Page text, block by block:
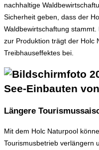
nachhaltige
Sicherheit geben, dass der
Waldbewirtschaftung
zur Produktion trägt der Holc
Treibhauseffektes bei.
See-Einbauten
Längere
Mit dem Holc Naturpool
Tourismusbetrieb verlängern